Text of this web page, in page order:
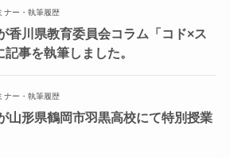
ナー・執筆履歴
香川県教育委員会コラム「コド×ス
事を執筆しました。
ナー・執筆履歴
山形県鶴岡市羽黒高校にて特別授業